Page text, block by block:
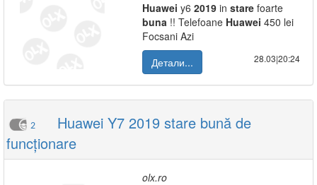
Huawei y6 2019 in stare foarte
buna !! Telefoane Huawei 450 lei
Focsani Azi
Детали...
28.03|20:24
2
Huawei Y7 2019 stare bună de
funcționare
olx.ro